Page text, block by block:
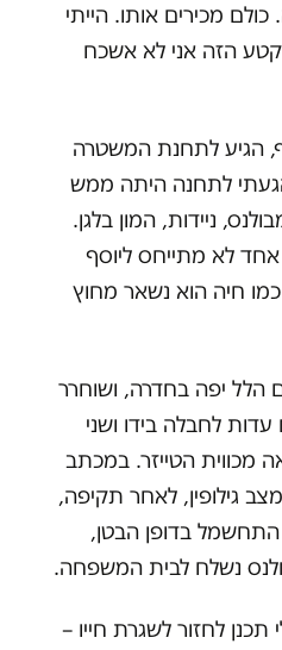
מכירים אותו. הייתי
הזה אני לא אשכח
הגיע לתחנת המשטרה
לתחנה היתה ממש
ניידות, המון בלגן.
לא מתייחס ליוסף
חיה הוא נשאר מחוץ
הלל יפה בחדרה, ושוחרר
לחבלה בידו ושני
מכווית הטייזר. במכתב
נכתב "בן 22, במצב גילופין, לאחר תקיפה,
בדופן הבטן,
נשלח לבית המשפחה.
לחזור לשגרת חייו –